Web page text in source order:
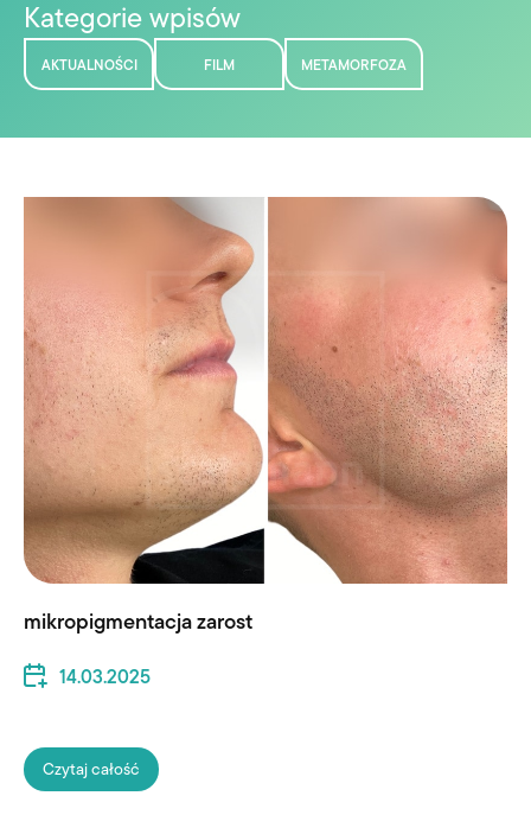
Kategorie wpisów
AKTUALNOŚCI FILM METAMORFOZA
mikropigmentacja zarost
14.03.2025
Czytaj całość